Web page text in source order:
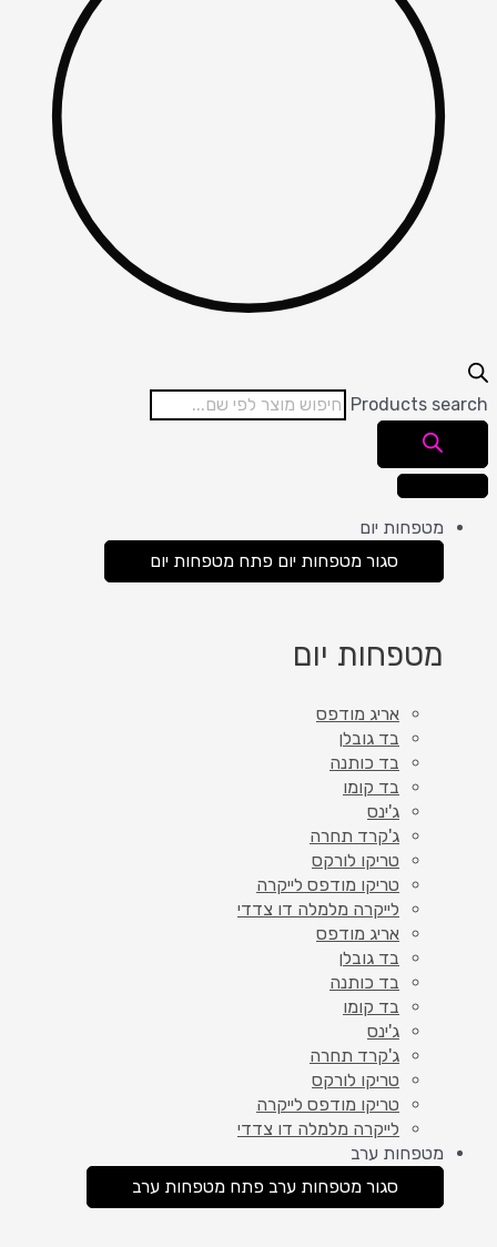
Products search
מטפחות יום
סגור מטפחות יום פתח מטפחות יום
מטפחות יום
אריג מודפס
בד גובלן
בד כותנה
בד קומו
ג'ינס
ג'קרד תחרה
טריקו לורקס
טריקו מודפס לייקרה
לייקרה מלמלה דו צדדי
אריג מודפס
בד גובלן
בד כותנה
בד קומו
ג'ינס
ג'קרד תחרה
טריקו לורקס
טריקו מודפס לייקרה
לייקרה מלמלה דו צדדי
מטפחות ערב
סגור מטפחות ערב פתח מטפחות ערב